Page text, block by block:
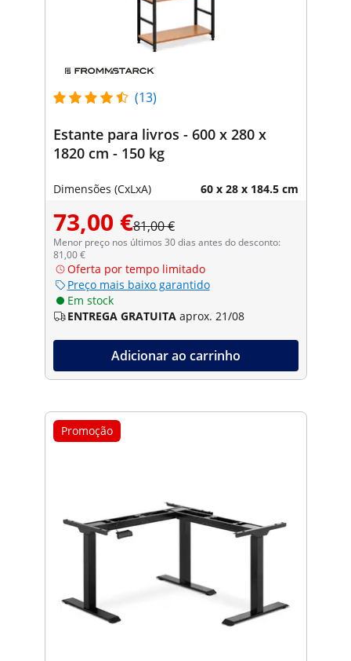
(13)
Estante para livros - 600 x 280 x
1820 cm - 150 kg
Dimensões (CxLxA) 60 x 28 x 184.5 cm
73,00 €81,00 €
Menor preço nos últimos 30 dias antes do desconto:
81,00 €
Oferta por tempo limitado
Preço mais baixo garantido
Em stock
ENTREGA GRATUITA aprox. 21/08
Adicionar ao carrinho
Promoção